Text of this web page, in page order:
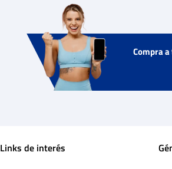
Compra
Links de interés